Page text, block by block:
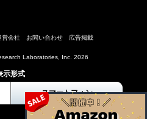
営会社 お問い合わせ 広告掲載
Laboratories, Inc. 2026
示形式
スマートフォン